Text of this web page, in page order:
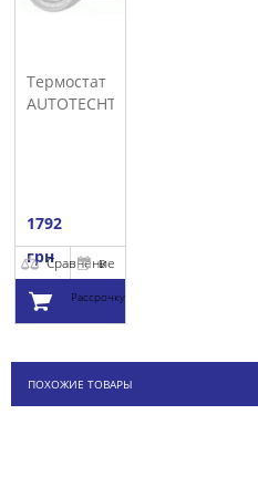
Термостат
AUTOTECHTEILE
1792
грнСравнение
В
Рассрочку
корзину
ПОХОЖИЕ ТОВАРЫ